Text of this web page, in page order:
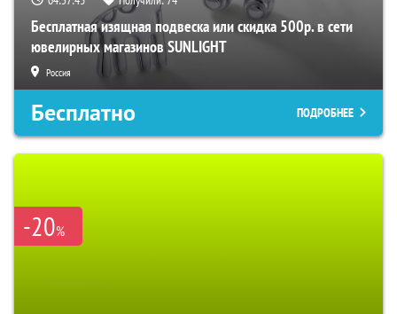
Бесплатная изящная подвеска или скидка 500р. в сети
ювелирных магазинов SUNLIGHT
Россия
Бесплатно ПОДРОБНЕЕ
-20%